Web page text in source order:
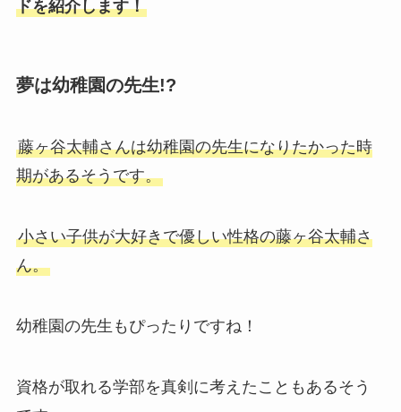
ドを紹介します！
夢は幼稚園の先生!?
藤ヶ谷太輔さんは幼稚園の先生になりたかった時
期があるそうです。
小さい子供が大好きで優しい性格の藤ヶ谷太輔さ
ん。
幼稚園の先生もぴったりですね！
資格が取れる学部を真剣に考えたこともあるそう